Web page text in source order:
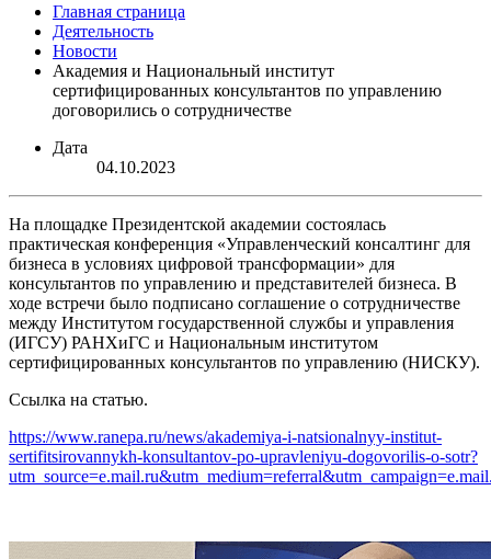
Главная страница
Деятельность
Новости
Академия и Национальный институт
сертифицированных консультантов по управлению
договорились о сотрудничестве
Дата
04.10.2023
На площадке Президентской академии состоялась
практическая конференция «Управленческий консалтинг для
бизнеса в условиях цифровой трансформации» для
консультантов по управлению и представителей бизнеса. В
ходе встречи было подписано соглашение о сотрудничестве
между Институтом государственной службы и управления
(ИГСУ) РАНХиГС и Национальным институтом
сертифицированных консультантов по управлению (НИСКУ).
Ссылка на статью.
https://www.ranepa.ru/news/akademiya-i-natsionalnyy-institut-
sertifitsirovannykh-konsultantov-po-upravleniyu-dogovorilis-o-sotr?